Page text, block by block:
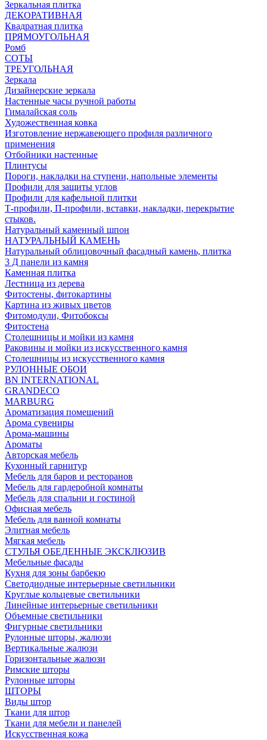
Зеркальная плитка
ДЕКОРАТИВНАЯ
Квадратная плитка
ПРЯМОУГОЛЬНАЯ
Ромб
СОТЫ
ТРЕУГОЛЬНАЯ
Зеркала
Дизайнерские зеркала
Настенные часы ручной работы
Гималайская соль
Художественная ковка
Изготовление нержавеющего профиля различного
применения
Отбойники настенные
Плинтусы
Пороги, накладки на ступени, напольные элементы
Профили для защиты углов
Профили для кафельной плитки
Т-профили, П-профили, вставки, накладки, перекрытие
стыков.
Натуральный каменный шпон
НАТУРАЛЬНЫЙ КАМЕНЬ
Натуральный облицовочный фасадный камень, плитка
3 Д панели из камня
Каменная плитка
Лестница из дерева
Фитостены, фитокартины
Картина из живых цветов
Фитомодули, Фитобоксы
Фитостена
Столешницы и мойки из камня
Раковины и мойки из искусственного камня
Столешницы из искусственного камня
РУЛОННЫЕ ОБОИ
BN INTERNATIONAL
GRANDECO
MARBURG
Ароматизация помещений
Арома сувениры
Арома-машины
Ароматы
Авторская мебель
Кухонный гарнитур
Мебель для баров и ресторанов
Мебель для гардеробной комнаты
Мебель для спальни и гостиной
Офисная мебель
Мебель для ванной комнаты
Элитная мебель
Мягкая мебель
СТУЛЬЯ ОБЕДЕННЫЕ ЭКСКЛЮЗИВ
Мебельные фасады
Кухня для зоны барбекю
Светодиодные интерьерные светильники
Круглые кольцевые светильники
Линейные интерьерные светильники
Объемные светильники
Фигурные светильники
Рулонные шторы, жалюзи
Вертикальные жалюзи
Горизонтальные жалюзи
Римские шторы
Рулонные шторы
ШТОРЫ
Виды штор
Ткани для штор
Ткани для мебели и панелей
Искусственная кожа